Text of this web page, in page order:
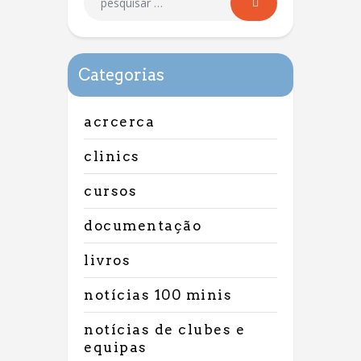
Categorias
acrcerca
clinics
cursos
documentação
livros
notícias 100 minis
notícias de clubes e
equipas